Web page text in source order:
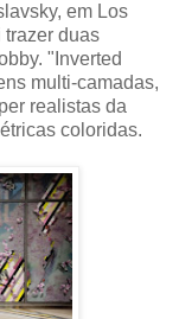
em Los
duas
"Inverted
multi-camadas,
realistas da
coloridas.